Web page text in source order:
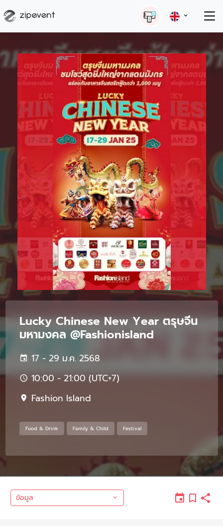
Lucky Chinese New Year ตรุษจีน
มหามงคล @Fashionisland
17 - 29 ม.ค. 2568
10:00 - 21:00 (UTC+7)
Fashion Island
Food & Drink Family & Child Festival
ข้อมูล